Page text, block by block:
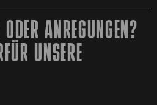
ANREGUNGEN?
UNSERE